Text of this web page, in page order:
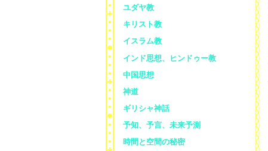
ユダヤ教
キリスト教
イスラム教
インド思想、ヒンドゥー教
中国思想
神道
ギリシャ神話
予知、予言、未来予測
時間と空間の秘密